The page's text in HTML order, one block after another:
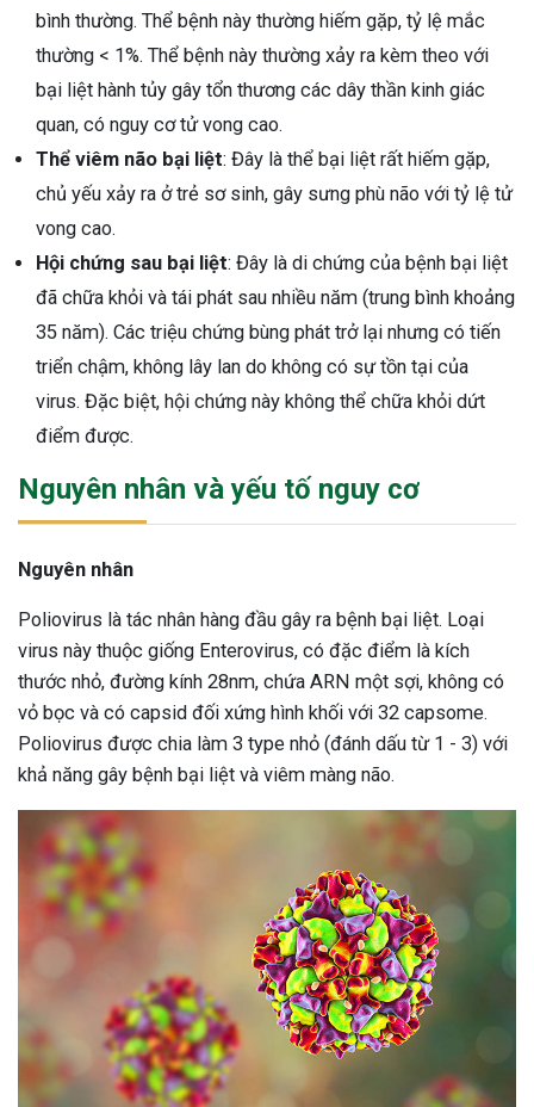
bình thường. Thể bệnh này thường hiếm gặp, tỷ lệ mắc
thường < 1%. Thể bệnh này thường xảy ra kèm theo với
bại liệt hành tủy gây tổn thương các dây thần kinh giác
quan, có nguy cơ tử vong cao.
Thể viêm não bại liệt: Đây là thể bại liệt rất hiếm gặp,
chủ yếu xảy ra ở trẻ sơ sinh, gây sưng phù não với tỷ lệ tử
vong cao.
Hội chứng sau bại liệt: Đây là di chứng của bệnh bại liệt
đã chữa khỏi và tái phát sau nhiều năm (trung bình khoảng
35 năm). Các triệu chứng bùng phát trở lại nhưng có tiến
triển chậm, không lây lan do không có sự tồn tại của
virus. Đặc biệt, hội chứng này không thể chữa khỏi dứt
điểm được.
Nguyên nhân và yếu tố nguy cơ
Nguyên nhân
Poliovirus là tác nhân hàng đầu gây ra bệnh bại liệt. Loại
virus này thuộc giống Enterovirus, có đặc điểm là kích
thước nhỏ, đường kính 28nm, chứa ARN một sợi, không có
vỏ bọc và có capsid đối xứng hình khối với 32 capsome.
Poliovirus được chia làm 3 type nhỏ (đánh dấu từ 1 - 3) với
khả năng gây bệnh bại liệt và viêm màng não.